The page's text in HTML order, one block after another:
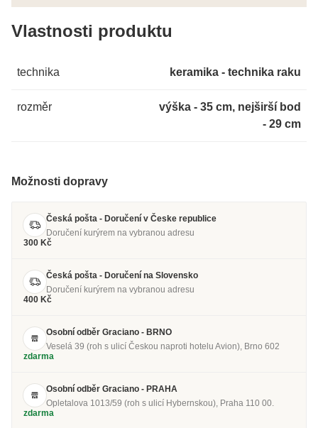
Vlastnosti produktu
technika keramika - technika raku
rozměr
výška - 35 cm, nejširší bod
- 29 cm
Možnosti dopravy
Česká pošta - Doručení v Česke republice
Doručení kurýrem na vybranou adresu
300 Kč
Česká pošta - Doručení na Slovensko
Doručení kurýrem na vybranou adresu
400 Kč
Osobní odběr Graciano - BRNO
Veselá 39 (roh s ulicí Českou naproti hotelu Avion), Brno 602
zdarma
Osobní odběr Graciano - PRAHA
Opletalova 1013/59 (roh s ulicí Hybernskou), Praha 110 00.
zdarma